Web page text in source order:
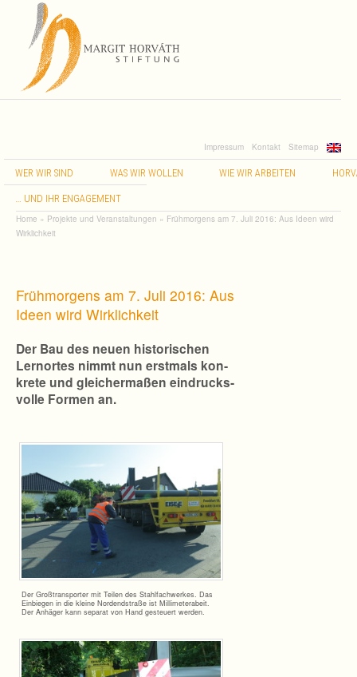
Impressum Kontakt Sitemap
WER WIR SIND WAS WIR WOLLEN WIE WIR ARBEITEN
UND IHR ENGAGEMENT
Home » Projekte und Veranstaltungen » Frühmorgens am 7. Juli 2016: Aus Ideen wird
Wirklichkeit
Frühmorgens am 7. Juli 2016: Aus
Ideen wird Wirklichkeit
Der Bau des neuen his­to­ri­schen
Lern­or­tes nimmt nun erst­mals kon­
krete und glei­cher­ma­ßen ein­drucks­
volle For­men an.
Der Groß­trans­por­ter mit Tei­len des Stahl­fach­wer­kes. Das
Ein­bie­gen in die kleine Nor­dend­straße ist Mil­li­me­ter­abeit.
Der Anhä­ger kann sepa­rat von Hand gesteu­ert werden.